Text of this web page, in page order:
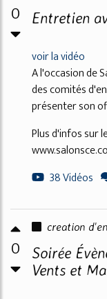
0 Entretien
voir la vidéo
A l'occasion de
des comités
présenter son
Plus d'infos sur
38 Vidéos
0
creation
Soirée
Vents et